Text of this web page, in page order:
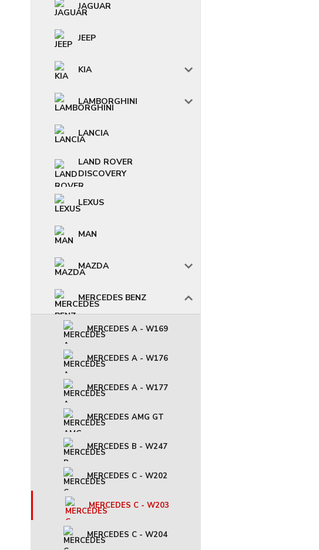
JAGUAR
JEEP
KIA
LAMBORGHINI
LANCIA
LAND ROVER
DISCOVERY
LEXUS
MAN
MAZDA
MERCEDES BENZ
MERCEDES A - W169
MERCEDES A - W176
MERCEDES A - W177
MERCEDES AMG GT
MERCEDES B - W247
MERCEDES C - W202
MERCEDES C - W203
MERCEDES C - W204